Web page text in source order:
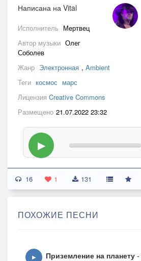
Написана на Vital
Исполнитель Мертвец
Автор музыки Олег
Соболев
Жанр Электронная , Ambient
Теги космос марс
Лицензия Creative Commons
Размещено 21.07.2022 23:32
▶
16 1 131
ПОХОЖИЕ ПЕСНИ
▶ Приземление на планету -